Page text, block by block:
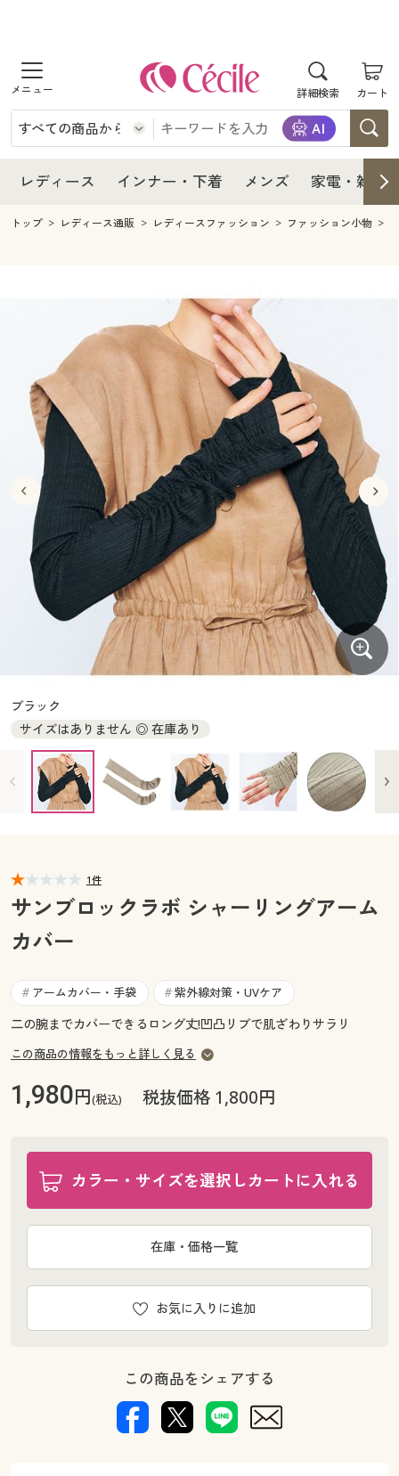
詳細検索 カート
商品を探す
レディース
レディースファッション
インナー・下着
インナー・下着通販すべて
ジュニア・ティーンズ下着
メンズ
メンズ下着
キッチン・雑貨・日用品
寝具・インテリア・家具
寝具・インテリア・家具通販すべて
家具・収納
寝具・ベッド
カーテン・ラグ・ファブリック
美容・健康
美容・健康通販すべて
美容・健康・サプリメント
制服・スクール
制服・スクールすべて
制服・学生服
ジュニア・ティーンズ下着
大きいサイズ
大きいサイズ通販すべて
大きいサイズ レディース服
大きいサイズ レディース下着
大きいサイズ メンズ
大きいサイズ 事務・制服
バーゲン
バーゲンセール
シークレットセール
詳細検索
商品カテゴリ一覧
カタログ・チラシからのご注文
デジタルカタログ
カタログ無料プレゼント
マイページ
閲覧履歴
お気に入り
サポート
レディース インナー・下着 メンズ 家電・雑貨
レディース
レディース通販すべて
レディースファッション
インナー・下着
インナー・下着通販すべて
ジュニア・ティーンズ下着
メンズ
キッチン・雑貨・日用品
寝具・インテリア・家具通販すべて
家具・収納
寝具・ベッド
カーテン・ラグ・ファブリック
美容・健康通販すべて
美容・健康・サプリメント
制服・スクール
制服・スクールすべて
制服・学生服
ジュニア・ティーンズ下着
大きいサイズ
大きいサイズ通販すべて
大きいサイズ レディース服
大きいサイズ レディース下着
大きいサイズ メンズ
大きいサイズ 事務・制服
バーゲン
バーゲンセール
シークレットセール
詳細検索
商品カテゴリ一覧
カタログ
カタログ・チラシからのご注文
カタログ無料プレゼント
会員メニュー
閲覧履歴
お気に入り
ご利用ガイド
よくある質問とお問い合わせ
トップ レディース通販 レディースファッション ファッション小物
ブラック
サイズはありません ◎ 在庫あり
1件
サンブロックラボ シャーリングアーム
カバー
# アームカバー・手袋 # 紫外線対策・UVケア
二の腕までカバーできるロング丈!凹凸リブで肌ざわりサラリ
この商品の情報をもっと詳しく見る
1,980円(税込) 税抜価格 1,800円
カラー・サイズを選択しカートに入れる
お気に入りに追加
在庫・価格一覧
この商品をシェアする